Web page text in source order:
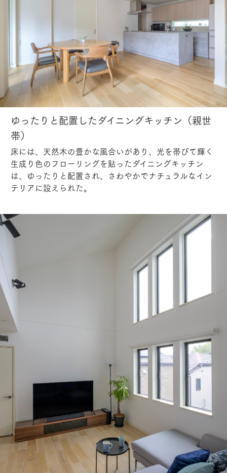
ゆったりと配置したダイニングキッチン（親世
帯）
床には、天然木の豊かな風合いがあり、光を帯びて輝く
生成り色のフローリングを貼ったダイニングキッチン
は、ゆったりと配置され、さわやかでナチュラルなイン
テリアに設えられた。